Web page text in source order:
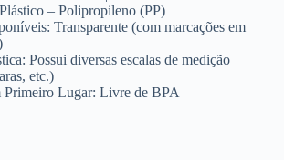
– Polipropileno (PP)
Transparente (com marcações em
Possui diversas escalas de medição
etc.)
Primeiro Lugar: Livre de BPA